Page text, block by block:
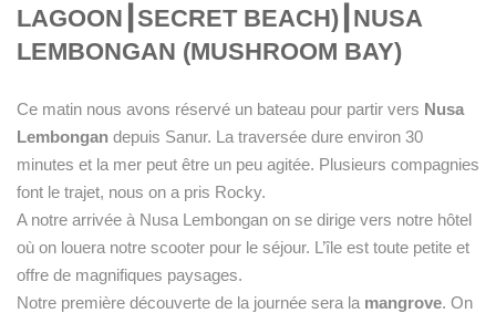
LAGOON SECRET BEACH) NUSA
LEMBONGAN (MUSHROOM BAY)
Ce matin nous avons réservé un bateau pour partir vers Nusa
Lembongan depuis Sanur. La traversée dure environ 30
minutes et la mer peut être un peu agitée. Plusieurs compagnies
font le trajet, nous on a pris Rocky.
A notre arrivée à Nusa Lembongan on se dirige vers notre hôtel
où on louera notre scooter pour le séjour. L’île est toute petite et
offre de magnifiques paysages.
Notre première découverte de la journée sera la mangrove. On